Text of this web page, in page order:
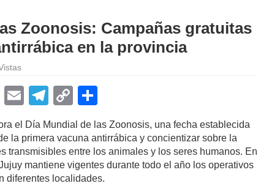
Zoonosis: Campañas gratuitas
en la provincia
Pi
E
m
ail
T
el
e
gr
a
C
o
p
y
Li
ar
e
el Día Mundial de las Zoonosis, una fecha establecida
la primera vacuna antirrábica y concientizar sobre la
transmisibles entre los animales y los seres humanos. En
mantiene vigentes durante todo el año los operativos
diferentes localidades.